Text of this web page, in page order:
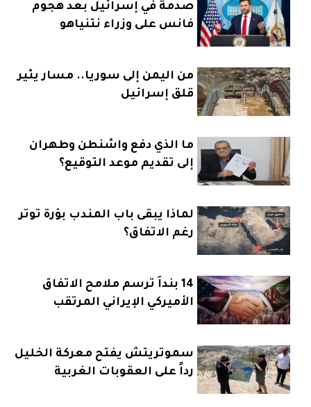
صدمة في إسرائيل بعد هجوم
فانس على وزراء نتنياهو
من اليمن إلى سوريا.. مسار يثير
قلق إسرائيل
ما الذي دفع واشنطن وطهران
إلى تقديم موعد التوقيع؟
لماذا يبقى باب المندب بؤرة توتر
رغم الاتفاق؟
14 بنداً ترسم ملامح الاتفاق
الأميركي الإيراني المرتقب
سموتريتش يفتح معركة الخليل
رداً على العقوبات الغربية